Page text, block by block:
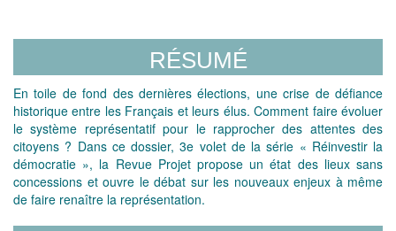
RÉSUMÉ
En toile de fond des dernières élections, une crise de défiance
historique entre les Français et leurs élus. Comment faire évoluer
le système représentatif pour le rapprocher des attentes des
citoyens ? Dans ce dossier, 3e volet de la série « Réinvestir la
démocratie », la Revue Projet propose un état des lieux sans
concessions et ouvre le débat sur les nouveaux enjeux à même
de faire renaître la représentation.